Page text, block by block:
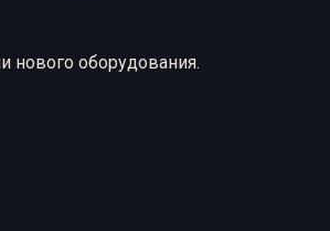
нового оборудования.